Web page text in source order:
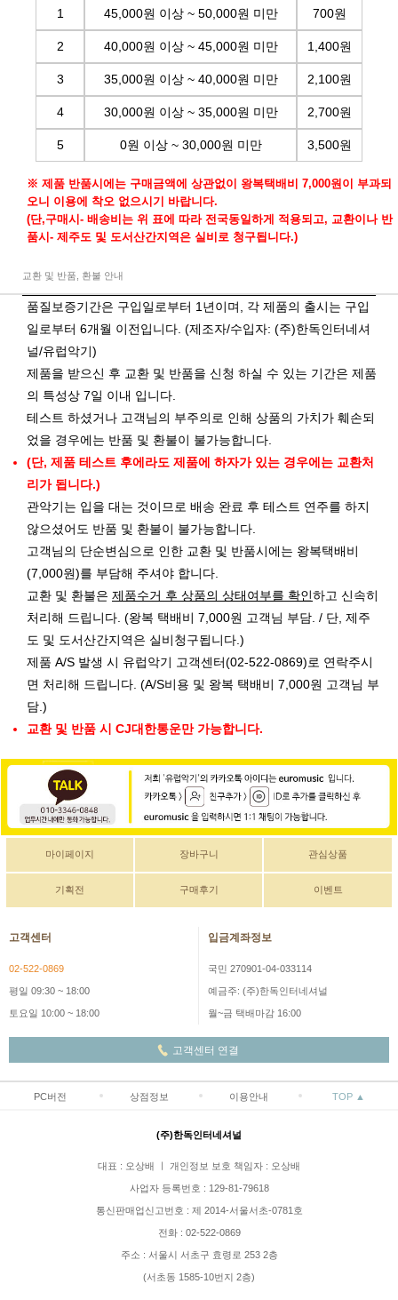
1 45,000원 이상 ~ 50,000원 미만 700원
2 40,000원 이상 ~ 45,000원 미만 1,400원
3 35,000원 이상 ~ 40,000원 미만 2,100원
4 30,000원 이상 ~ 35,000원 미만 2,700원
5 0원 이상 ~ 30,000원 미만 3,500원
※ 제품 반품시에는 구매금액에 상관없이 왕복택배비 7,000원이 부과되
오니 이용에 착오 없으시기 바랍니다.
(단,구매시- 배송비는 위 표에 따라 전국동일하게 적용되고, 교환이나 반
품시- 제주도 및 도서산간지역은 실비로 청구됩니다.)
교환 및 반품, 환불 안내
품질보증기간은 구입일로부터 1년이며, 각 제품의 출시는 구입
일로부터 6개월 이전입니다. (제조자/수입자: (주)한독인터네셔
널/유럽악기)
제품을 받으신 후 교환 및 반품을 신청 하실 수 있는 기간은 제품
의 특성상 7일 이내 입니다.
테스트 하셨거나 고객님의 부주의로 인해 상품의 가치가 훼손되
었을 경우에는 반품 및 환불이 불가능합니다.
(단, 제품 테스트 후에라도 제품에 하자가 있는 경우에는 교환처
리가 됩니다.)
관악기는 입을 대는 것이므로 배송 완료 후 테스트 연주를 하지
않으셨어도 반품 및 환불이 불가능합니다.
고객님의 단순변심으로 인한 교환 및 반품시에는 왕복택배비
(7,000원)를 부담해 주셔야 합니다.
교환 및 환불은 제품수거 후 상품의 상태여부를 확인하고 신속히
처리해 드립니다. (왕복 택배비 7,000원 고객님 부담. / 단, 제주
도 및 도서산간지역은 실비청구됩니다.)
제품 A/S 발생 시 유럽악기 고객센터(02-522-0869)로 연락주시
면 처리해 드립니다. (A/S비용 및 왕복 택배비 7,000원 고객님 부
담.)
교환 및 반품 시 CJ대한통운만 가능합니다.
마이페이지 장바구니 관심상품
기획전 구매후기 이벤트
고객센터
02-522-0869
평일 09:30 ~ 18:00
토요일 10:00 ~ 18:00
입금계좌정보
국민 270901-04-033114
예금주: (주)한독인터네셔널
월~금 택배마감 16:00
고객센터 연결
PC버전 상점정보 이용안내 TOP ▲
(주)한독인터네셔널
대표 : 오상배 ㅣ 개인정보 보호 책임자 : 오상배
사업자 등록번호 : 129-81-79618
통신판매업신고번호 : 제 2014-서울서초-0781호
전화 : 02-522-0869
주소 : 서울시 서초구 효령로 253 2층
(서초동 1585-10번지 2층)